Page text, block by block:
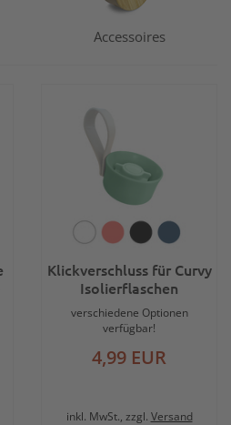
Accessoires
Klickverschluss für Curvy
Isolierflaschen
verschiedene Optionen
verfügbar!
4,99 EUR
inkl. MwSt., zzgl. Versand